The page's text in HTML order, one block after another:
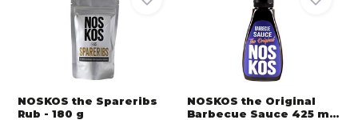
NOSKOS the Spareribs
Rub - 180 g
NOSKOS the Original
Barbecue Sauce 425 m...